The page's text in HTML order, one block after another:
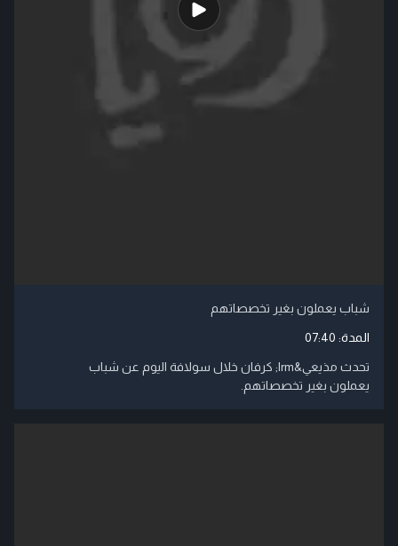
شباب يعملون بغير تخصصاتهم
المدة: 07:40
تحدث مذيعي‬&lrm; كرفان خلال سولافة اليوم عن شباب
يعملون بغير تخصصاتهم.